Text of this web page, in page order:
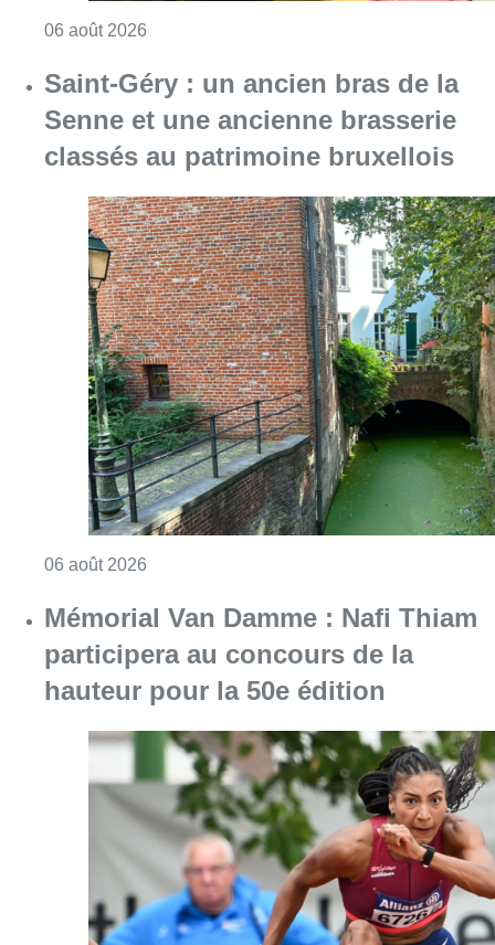
06 août 2026
Saint-Géry : un ancien bras de la
Senne et une ancienne brasserie
classés au patrimoine bruxellois
06 août 2026
Mémorial Van Damme : Nafi Thiam
participera au concours de la
hauteur pour la 50e édition